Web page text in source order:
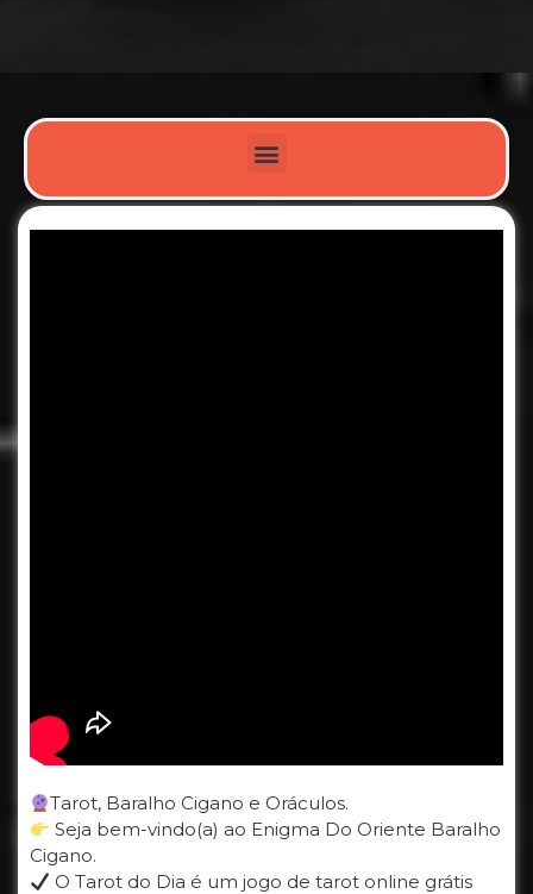
Tarot, Baralho Cigano e Oráculos.
Seja bem-vindo(a) ao Enigma Do Oriente Baralho
Cigano.
O Tarot do Dia é um jogo de tarot online grátis